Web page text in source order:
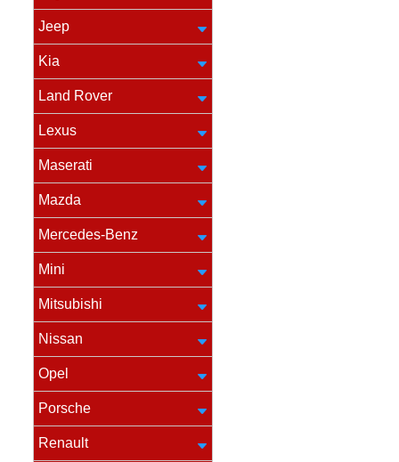
Jeep
Kia
Land Rover
Lexus
Maserati
Mazda
Mercedes-Benz
Mini
Mitsubishi
Nissan
Opel
Porsche
Renault